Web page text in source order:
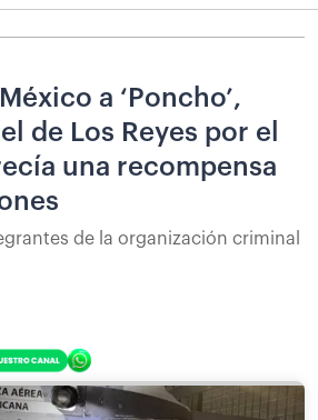
a ‘Poncho’,
de Los Reyes por el
una recompensa
de la organización criminal